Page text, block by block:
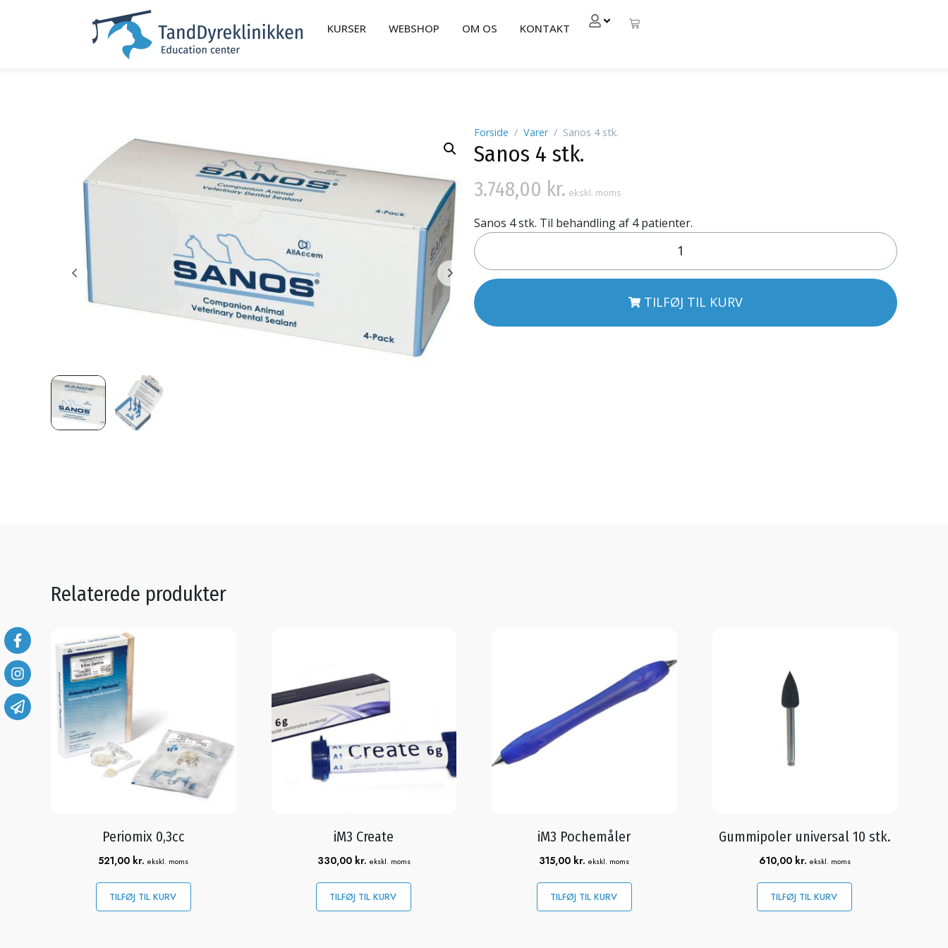
KURSER WEBSHOP OM OS KONTAKT
Forside Varer Sanos 4 stk.
Sanos 4 stk.
3.748,00 kr. ekskl. moms
Sanos 4 stk. Til behandling af 4 patienter.
TILFØJ TIL KURV
Relaterede produkter
Periomix 0,3cc
521,00 kr. ekskl. moms
TILFØJ TIL KURV
iM3 Create
330,00 kr. ekskl. moms
TILFØJ TIL KURV
iM3 Pochemåler
315,00 kr. ekskl. moms
TILFØJ TIL KURV
Gummipoler universal 10 stk.
610,00 kr. ekskl. moms
TILFØJ TIL KURV